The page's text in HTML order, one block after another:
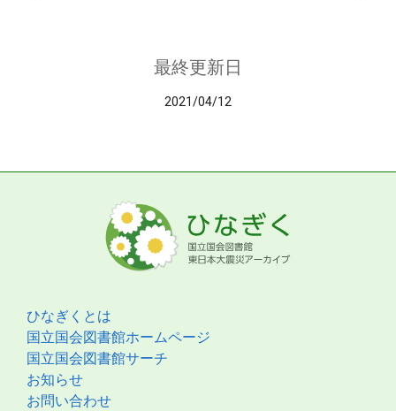
最終更新日
2021/04/12
ひなぎくとは
国立国会図書館ホームページ
国立国会図書館サーチ
お知らせ
お問い合わせ